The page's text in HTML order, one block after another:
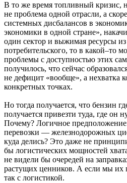
В то же время топливный кризис,
не проблема одной отрасли, а
системных дисбалансов в
экономики в одной стране»,
один сектор и выжимая ресурсы
потребительского, то в какой–то
проблемы с доступностью этих
получилось, что сейчас
не дефицит «вообще», а нехватка
конкретных точках.
Но тогда получается, что бензин
получается привезти туда, где он
Почему? Логичное
перевозки — железнодорожных
куда делись? Это даже не
бы логистических мощностей
не видели бы очередей на
растущих ценников. А если мы их
так с логистикой.